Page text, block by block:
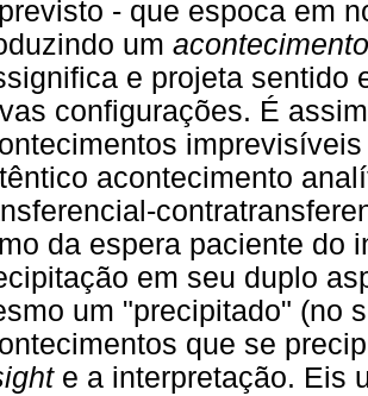
- que espoca em
um
e projeta sentido
configurações. É
acontecimento
da espera paciente do
em seu duplo
um "precipitado" (no
que se
e a interpretação. Eis